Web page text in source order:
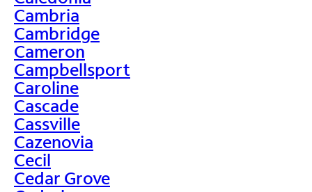
Cambria
Cambridge
Cameron
Campbellsport
Caroline
Cascade
Cassville
Cazenovia
Cecil
Cedar Grove